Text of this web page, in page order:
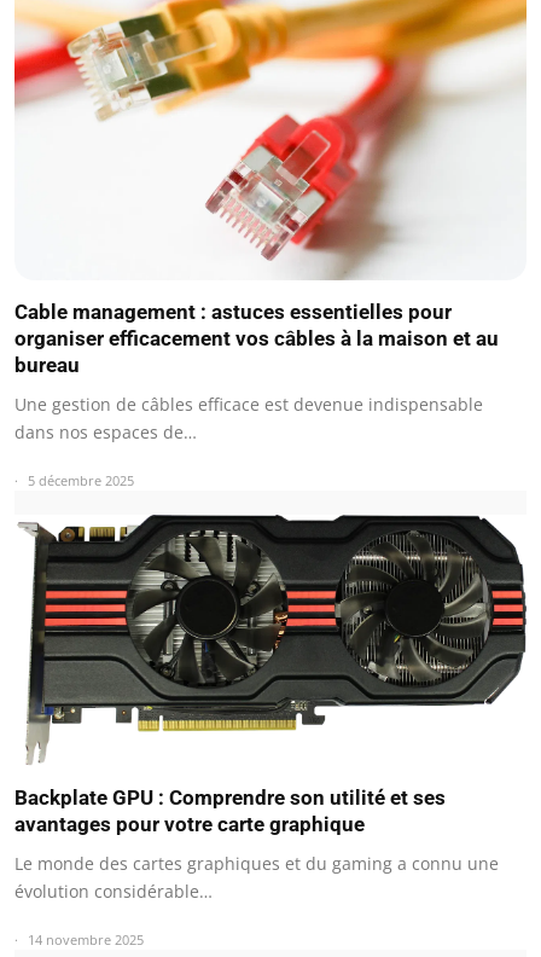
Cable management : astuces essentielles pour
organiser efficacement vos câbles à la maison et au
bureau
Une gestion de câbles efficace est devenue indispensable
dans nos espaces de…
5 décembre 2025
Backplate GPU : Comprendre son utilité et ses
avantages pour votre carte graphique
Le monde des cartes graphiques et du gaming a connu une
évolution considérable…
14 novembre 2025